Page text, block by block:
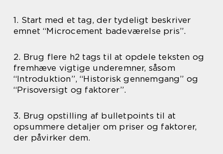
1. Start med et tag, der tydeligt beskriver
emnet “Microcement badeværelse pris”.
2. Brug flere h2 tags til at opdele teksten og
fremhæve vigtige underemner, såsom
“Introduktion”, “Historisk gennemgang” og
“Prisoversigt og faktorer”.
3. Brug opstilling af bulletpoints til at
opsummere detaljer om priser og faktorer,
der påvirker dem.